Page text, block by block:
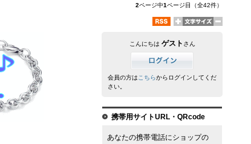
2ページ中1ページ目（全42件）
こんにちは ゲスト さん
会員の方はこちらからログインしてくだ
さい。
携帯用サイトURL・QRcode
あなたの携帯電話にショップの